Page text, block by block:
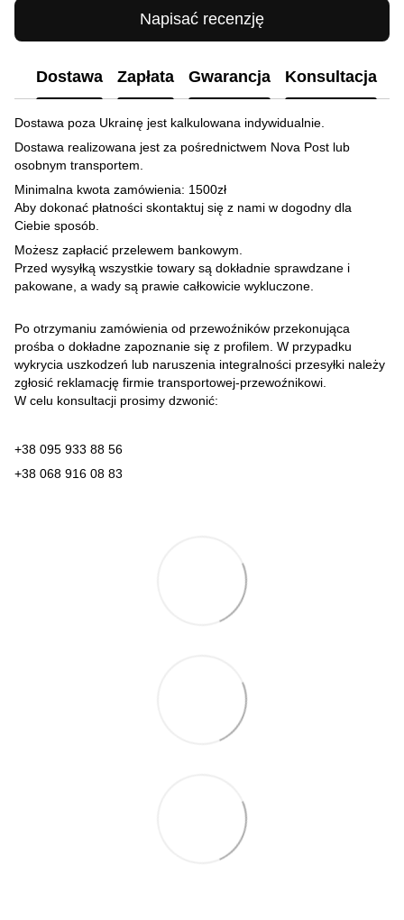
Napisać recenzję
Dostawa Zapłata Gwarancja Konsultacja
Dostawa poza Ukrainę jest kalkulowana indywidualnie.
Dostawa realizowana jest za pośrednictwem Nova Post lub
osobnym transportem.
Minimalna kwota zamówienia: 1500zł
Aby dokonać płatności skontaktuj się z nami w dogodny dla
Ciebie sposób.
Możesz zapłacić przelewem bankowym.
Przed wysyłką wszystkie towary są dokładnie sprawdzane i
pakowane, a wady są prawie całkowicie wykluczone.
Po otrzymaniu zamówienia od przewoźników przekonująca
prośba o dokładne zapoznanie się z profilem. W przypadku
wykrycia uszkodzeń lub naruszenia integralności przesyłki należy
zgłosić reklamację firmie transportowej-przewoźnikowi.
W celu konsultacji prosimy dzwonić:
+38 095 933 88 56
+38 068 916 08 83